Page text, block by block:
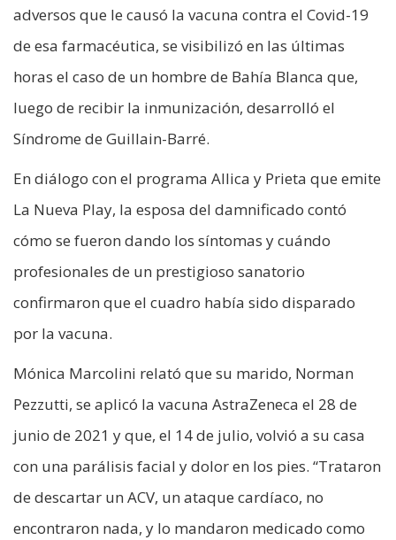
adversos que le causó la vacuna contra el Covid-19
de esa farmacéutica, se visibilizó en las últimas
horas el caso de un hombre de Bahía Blanca que,
luego de recibir la inmunización, desarrolló el
Síndrome de Guillain-Barré.
En diálogo con el programa Allica y Prieta que emite
La Nueva Play, la esposa del damnificado contó
cómo se fueron dando los síntomas y cuándo
profesionales de un prestigioso sanatorio
confirmaron que el cuadro había sido disparado
por la vacuna.
Mónica Marcolini relató que su marido, Norman
Pezzutti, se aplicó la vacuna AstraZeneca el 28 de
junio de 2021 y que, el 14 de julio, volvió a su casa
con una parálisis facial y dolor en los pies. “Trataron
de descartar un ACV, un ataque cardíaco, no
encontraron nada, y lo mandaron medicado como